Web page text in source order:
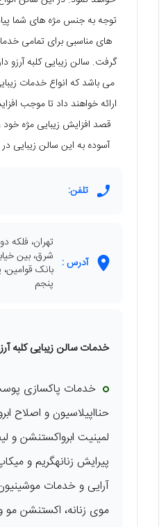
توجه به جنس مژه‌ های شما
های مناسبی برای تمامی
گرفت. سالن زیبایی کلبه آرزو
می‌ باشد که انواع خدمات
ارائه خواهند داد تا موجب
قصد افزایش زیبایی مژه خود
آسوده به این سالن زیبایی
تلفن:
آدرس :
تهران، فلکه
شرق، بین
پنجم
خدمات سالن زیبایی کلبه
خدمات پاکسازی
حنااپیلاسیون و اصلاح
لمینیت ابرواکستنشن و
پیرایش زنانهگریم و
آرایی و خدمات
موی زنانه، اکستنشن